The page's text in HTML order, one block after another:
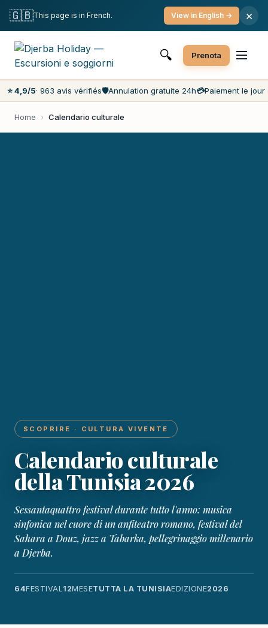
Cancellazione gratuita
Pagamento il giorno stesso
Prezzi più bassi del mercato
Servizio clienti 7 giorni su 7
🔍 Prenota
⭐ 4,9/5· 963 avis vérifiés🛡️Annulation gratuite 24h💳Paiement le jour
Home › Calendario culturale
SCOPRIRE · CULTURA VIVENTE
Calendario culturale
della Tunisia 2026
Sessantaquattro festival durante tutto l'anno: musica
sinfonica nel cuore di un anfiteatro romano, festival del
Sahara a Douz, jazz a Tabarka, pellegrinaggio millenario
a Djerba.
64FESTIVAL12MESETUTTA LA TUNISIAEDIZIONE2026
🇬🇧This page is in French. View in English → ×